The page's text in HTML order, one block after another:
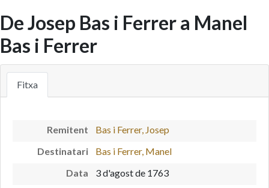
De Josep Bas i Ferrer a Manel
Bas i Ferrer
Fitxa
Remitent
Bas i Ferrer, Josep
Destinatari
Bas i Ferrer, Manel
Data
3 d'agost de 1763